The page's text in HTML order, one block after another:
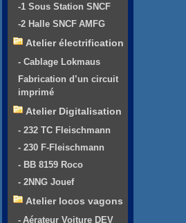
-1 Sous Station SNCF
-2 Halle SNCF AMFG
Atelier électrification
- Cablage Lokmaus
Fabrication d’un circuit
imprimé
Atelier Digitalisation
- 232 TC Fleischmann
- 230 F-Fleischmann
- BB 8159 Roco
- 2NNG Jouef
Atelier locos vagons
- Aérateur Voiture DEV